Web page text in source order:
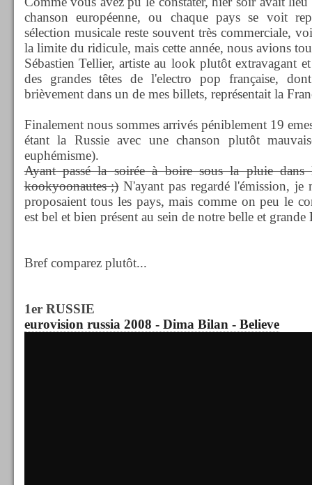
chanson européenne, ou chaque pays se voit
sélection musicale reste souvent très commerciale,
la limite du ridicule, mais cette année, nous avions
Sébastien Tellier, artiste au look plutôt extravagant
des grandes têtes de l'electro pop française,
brièvement dans un de mes billets, représentait la
Finalement nous sommes arrivés péniblement 19
étant la Russie avec une chanson plutôt
euphémisme).
Ayant passé la soirée à boire sous la pluie dans
kookyoonautes ;)N'ayant pas regardé l'émission, je
proposaient tous les pays, mais comme on peu le
est bel et bien présent au sein de notre belle et grande
Bref comparez plutôt...
1er RUSSIE
eurovision russia 2008 - Dima Bilan - Believe